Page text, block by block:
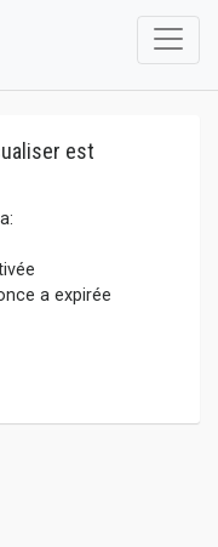
est
a expirée